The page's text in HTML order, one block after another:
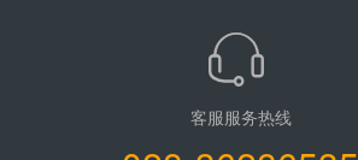
客服服务热线